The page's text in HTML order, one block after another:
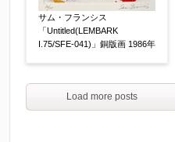
サム・フランシス
「Untitled(LEMBARK
I.75/SFE-041)」銅版画 1986年
Load more posts